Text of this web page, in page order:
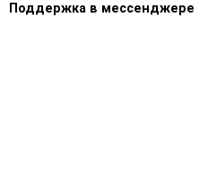
Поддержка в мессенджере